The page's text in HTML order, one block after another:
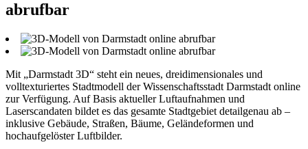
abrufbar
Mit „Darmstadt 3D“ steht ein neues, dreidimensionales und
volltexturiertes Stadtmodell der Wissenschaftsstadt Darmstadt online
zur Verfügung. Auf Basis aktueller Luftaufnahmen und
Laserscandaten bildet es das gesamte Stadtgebiet detailgenau ab –
inklusive Gebäude, Straßen, Bäume, Geländeformen und
hochaufgelöster Luftbilder.